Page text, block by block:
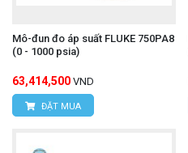
Mô-đun đo áp suất FLUKE 750PA8
(0 - 1000 psia)
63,414,500 VND
ĐẶT MUA